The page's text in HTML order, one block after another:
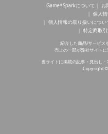
Game*Sparkについて お
個人
個人情報の取り扱いについ
特定商取
紹介した商品/サービス
売上の一部が弊社サイトに
当サイトに掲載の記事・見出し
Copyright ©